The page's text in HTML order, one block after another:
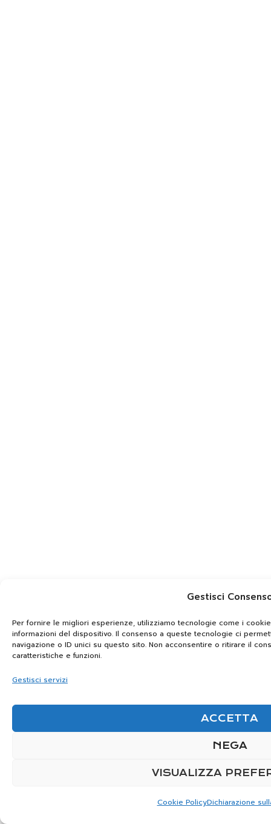
Gestisci
Per fornire le migliori esperienze, utilizziamo tecnologie come i
informazioni del dispositivo. Il consenso a queste tecnologie ci
navigazione o ID unici su questo sito. Non acconsentire o ritirare il
caratteristiche e funzioni.
Gestisci servizi
ACCETTA
NEGA
VISUALIZZA
Cookie PolicyDichiarazione